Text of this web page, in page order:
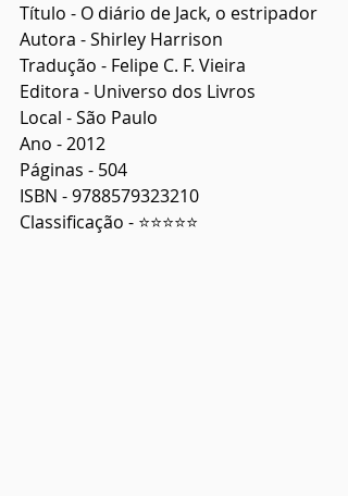
Título - O diário de Jack, o estripador
Autora - Shirley Harrison
Tradução - Felipe C. F. Vieira
Editora - Universo dos Livros
Local - São Paulo
Ano - 2012
Páginas - 504
ISBN - 9788579323210
Classificação - ⭐⭐⭐⭐⭐